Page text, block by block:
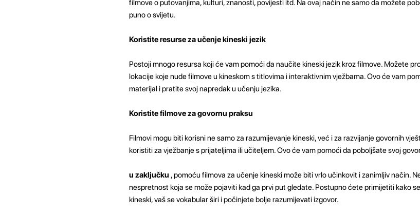
filmove o putovanjima, kulturi, znanosti, povijesti itd. Na ovaj način ne samo da možete
puno o svijetu.
Koristite resurse za učenje kineski jezik
Postoji mnogo resursa koji će vam pomoći da naučite kineski jezik kroz filmove. Možete
lokacije koje nude filmove u kineskom s titlovima i interaktivnim vježbama. Ovo će vam
materijal i pratite svoj napredak u učenju jezika.
Koristite filmove za govornu praksu
Filmovi mogu biti korisni ne samo za razumijevanje kineski, već i za razvijanje govornih
koristiti za vježbanje s prijateljima ili učiteljem. Ovo će vam pomoći da poboljšate svoj
u zaključku , pomoću filmova za učenje kineski može biti vrlo učinkovit i zanimljiv način.
nespretnost koja se može pojaviti kad ga prvi put gledate. Postupno ćete primijetiti kako
kineski, vaš se vokabular širi i počinjete bolje razumijevati izgovor.